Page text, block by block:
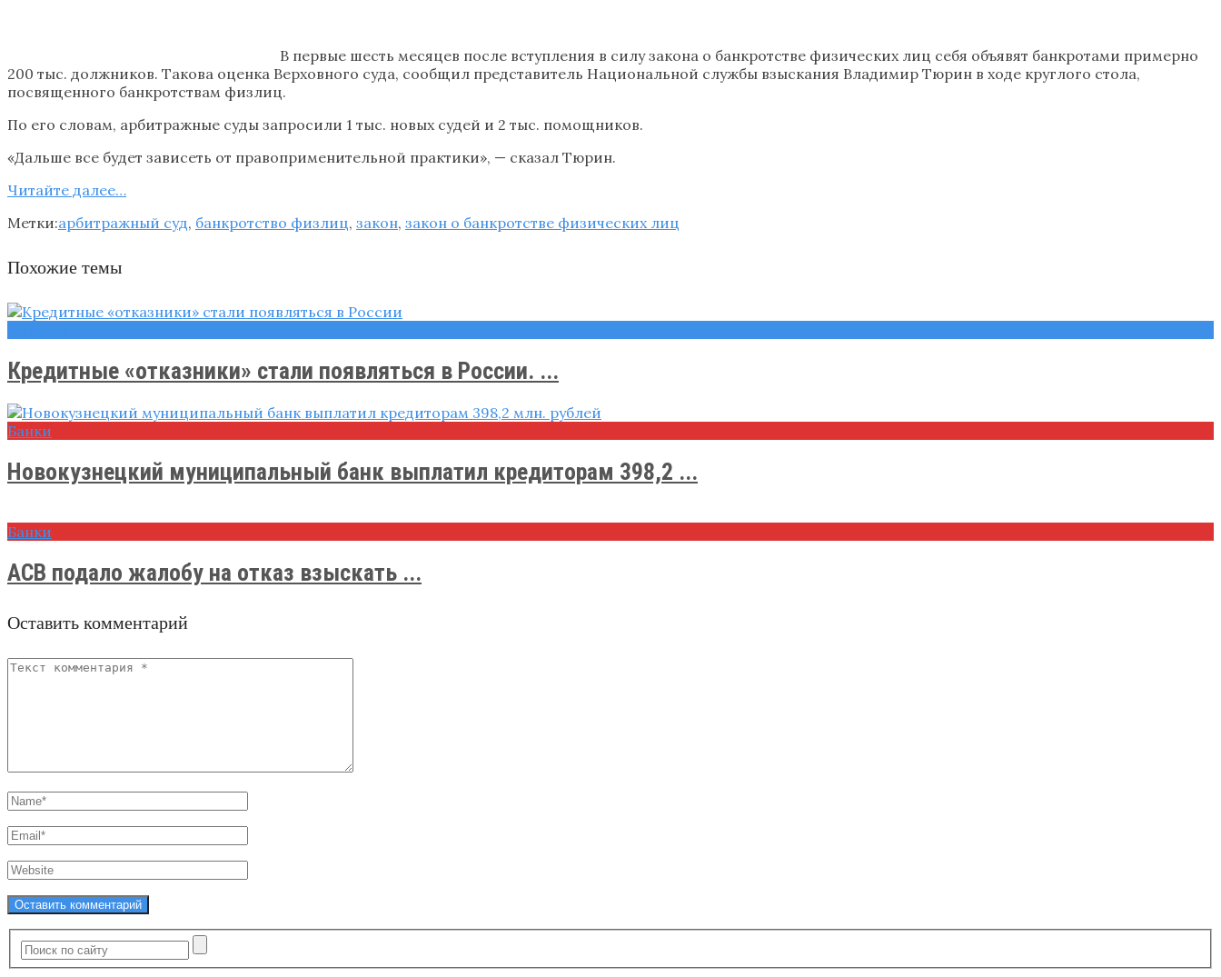
В первые шесть месяцев после вступления в силу закона о банкротстве физических лиц себя объявят банкротами примерно
200 тыс. должников. Такова оценка Верховного суда, сообщил представитель Национальной службы взыскания Владимир Тюрин в ходе круглого стола,
посвященного банкротствам физлиц.
По его словам, арбитражные суды запросили 1 тыс. новых судей и 2 тыс. помощников.
«Дальше все будет зависеть от правоприменительной практики», — сказал Тюрин.
Читайте далее…
Метки:арбитражный суд, банкротство физлиц, закон, закон о банкротстве физических лиц
Похожие темы
Кредитные «отказники» стали появляться в России. ...
Банки
Новокузнецкий муниципальный банк выплатил кредиторам 398,2 ...
Банки
АСВ подало жалобу на отказ взыскать ...
Оставить комментарий